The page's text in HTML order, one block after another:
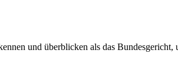
und überblicken als das